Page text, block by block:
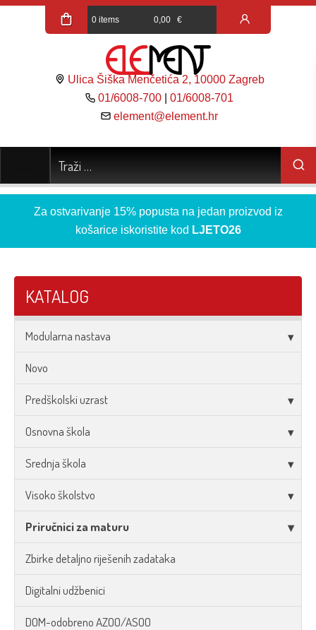
0 items 0,00 €
Ulica Šiška Menčetića 2, 10000 Zagreb
01/6008-700 |01/6008-701
element@element.hr
Za ostvarivanje 15% popusta na jedan proizvod iz
košarice iskoristite kod LJETO26
KATALOG
Modularna nastava
Novo
Predškolski uzrast
Osnovna škola
Srednja škola
Visoko školstvo
Priručnici za maturu
Zbirke detaljno riješenih zadataka
Digitalni udžbenici
DOM-odobreno AZOO/ASOO